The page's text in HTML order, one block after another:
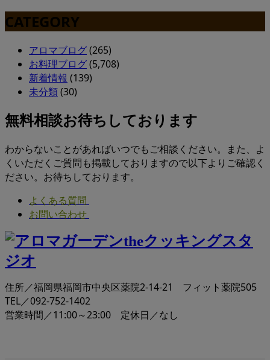
CATEGORY
アロマブログ(265)
お料理ブログ(5,708)
新着情報 (139)
未分類(30)
無料相談お待ちしております
わからないことがあればいつでもご相談ください。また、よ
くいただくご質問も掲載しておりますので以下よりご確認く
ださい。お待ちしております。
よくある質問
お問い合わせ
住所／福岡県福岡市中央区薬院2-14-21 フィット薬院505
TEL／092-752-1402
営業時間／11:00～23:00 定休日／なし